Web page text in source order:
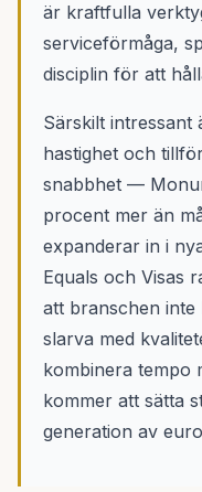
är kraftfulla
serviceförmåga,
disciplin för att
Särskilt intressant
hastighet och
snabbhet —
procent mer än
expanderar in i
Equals och Visas
att branschen
slarva med
kombinera tempo
kommer att sätta
generation av